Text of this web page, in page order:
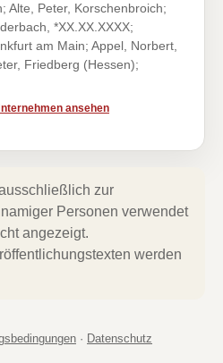
Alte, Peter, Korschenbroich;
*XX.XX.XXXX;
am Main; Appel, Norbert,
Friedberg (Hessen);
ansehen
zur
Personen verwendet
angezeigt.
werden
· Datenschutz